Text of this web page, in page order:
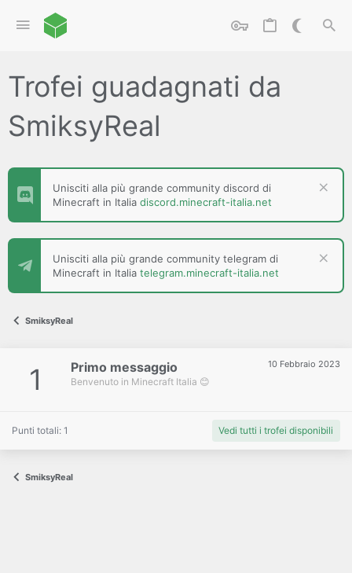
Trofei guadagnati da
SmiksyReal
Unisciti alla più grande community discord di
Minecraft in Italia discord.minecraft-italia.net
Unisciti alla più grande community telegram di
Minecraft in Italia telegram.minecraft-italia.net
SmiksyReal
1 10 Febbraio 2023
Primo messaggio
Benvenuto in Minecraft Italia 😊
Punti totali: 1 Vedi tutti i trofei disponibili
SmiksyReal